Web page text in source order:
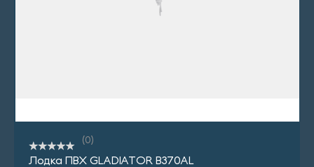
(0)
Лодка ПВХ GLADIATOR B370AL